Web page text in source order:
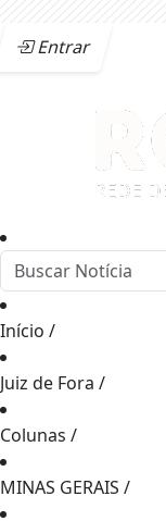
Entrar
Início /
Juiz de Fora /
Colunas /
MINAS GERAIS /